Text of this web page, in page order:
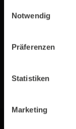
Notwendig
Präferenzen
Statistiken
Marketing
Der
Werkzeuge